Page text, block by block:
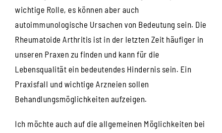
wichtige Rolle, es können aber auch
autoimmunologische Ursachen von Bedeutung sein. Die
Rheumatoide Arthritis ist in der letzten Zeit häufiger in
unseren Praxen zu finden und kann für die
Lebensqualität ein bedeutendes Hindernis sein. Ein
Praxisfall und wichtige Arzneien sollen
Behandlungsmöglichkeiten aufzeigen.
Ich möchte auch auf die allgemeinen Möglichkeiten bei